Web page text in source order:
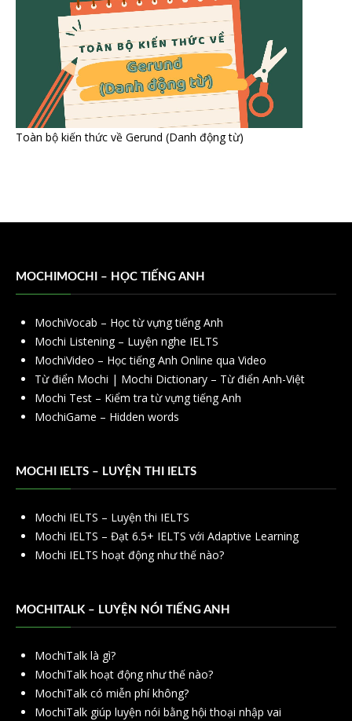
Toàn bộ kiến thức về Gerund (Danh động từ)
MOCHIMOCHI – HỌC TIẾNG ANH
MochiVocab – Học từ vựng tiếng Anh
Mochi Listening – Luyện nghe IELTS
MochiVideo – Học tiếng Anh Online qua Video
Từ điển Mochi | Mochi Dictionary – Từ điển Anh-Việt
Mochi Test – Kiểm tra từ vựng tiếng Anh
MochiGame – Hidden words
MOCHI IELTS – LUYỆN THI IELTS
Mochi IELTS – Luyện thi IELTS
Mochi IELTS – Đạt 6.5+ IELTS với Adaptive Learning
Mochi IELTS hoạt động như thế nào?
MOCHITALK – LUYỆN NÓI TIẾNG ANH
MochiTalk là gì?
MochiTalk hoạt động như thế nào?
MochiTalk có miễn phí không?
MochiTalk giúp luyện nói bằng hội thoại nhập vai